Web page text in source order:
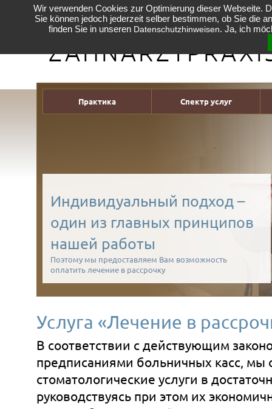
ALEVIZACOS
Практика Спектр услуг
Индивидуальный подход –
один из главных принципов
нашей работы
Поэтому мы предоставляем Вам возможность
оплатить лечение в рассрочку
Услуга «Лечение в
В соответствии с действующим
предписаниями больничных касс, мы
стоматологические услуги в
руководствуясь при этом их
Wir verwenden Cookies zur Optimierung dieser Webseite.
Sie können jedoch jederzeit selber bestimmen, ob Sie die
finden Sie in unseren Datenschutzhinweisen. Ja, ich